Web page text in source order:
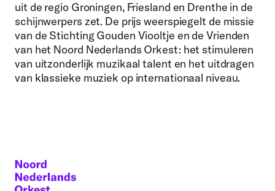
uit de regio Groningen, Friesland en Drenthe in de
schijnwerpers zet. De prijs weerspiegelt de missie
van de Stichting Gouden Viooltje en de Vrienden
van het Noord Nederlands Orkest: het stimuleren
van uitzonderlijk muzikaal talent en het uitdragen
van klassieke muziek op internationaal niveau.